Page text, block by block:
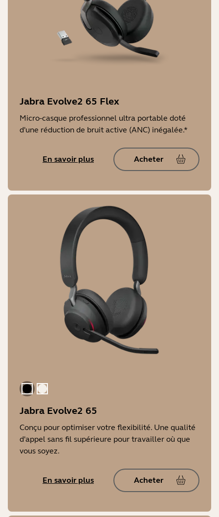
Jabra Evolve2 65 Flex
Micro-casque professionnel ultra portable doté
d'une réduction de bruit active (ANC) inégalée.*
En savoir plus Acheter
Le noirBeige Doré
Jabra Evolve2 65
Conçu pour optimiser votre flexibilité. Une qualité
d'appel sans fil supérieure pour travailler où que
vous soyez.
En savoir plus Acheter